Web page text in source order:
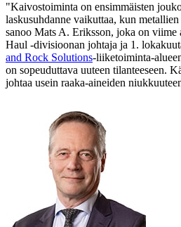
"Kaivostoiminta on ensimmäisten
laskusuhdanne vaikuttaa, kun
sanoo Mats A. Eriksson, joka on
Haul -divisioonan johtaja ja 1.
and Rock Solutions-liiketoiminta-
on sopeuduttava uuteen tilanteeseen.
johtaa usein raaka-aineiden